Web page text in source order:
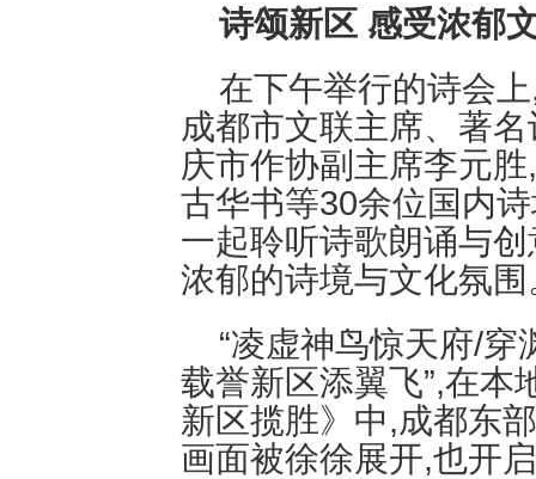
诗颂新区 感受浓郁
在下午举行的诗会
成都市文联主席、著
庆市作协副主席李元
古华书等30余位国内
一起聆听诗歌朗诵与
浓郁的诗境与文化氛围
“凌虚神鸟惊天府/
载誉新区添翼飞”,在本
新区揽胜》中,成都东
画面被徐徐展开,也开